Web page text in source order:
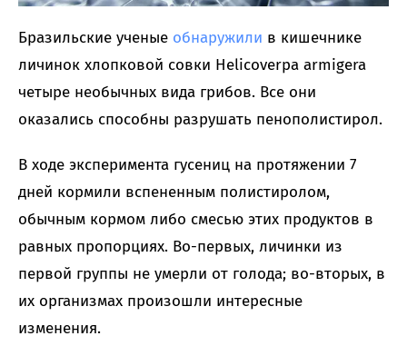
Бразильские ученые обнаружили в кишечнике
личинок хлопковой совки Helicoverpa armigera
четыре необычных вида грибов. Все они
оказались способны разрушать пенополистирол.
В ходе эксперимента гусениц на протяжении 7
дней кормили вспененным полистиролом,
обычным кормом либо смесью этих продуктов в
равных пропорциях. Во-первых, личинки из
первой группы не умерли от голода; во-вторых, в
их организмах произошли интересные
изменения.